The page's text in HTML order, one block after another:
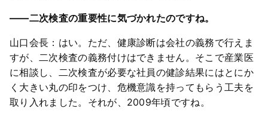
――二次検査の重要性に気づかれたのですね。
山口会長：はい。ただ、健康診断は会社の義務で行えま
すが、二次検査の義務付けはできません。そこで産業医
に相談し、二次検査が必要な社員の健診結果にはとにか
く大きい丸の印をつけ、危機意識を持ってもらう工夫を
取り入れました。それが、2009年頃ですね。